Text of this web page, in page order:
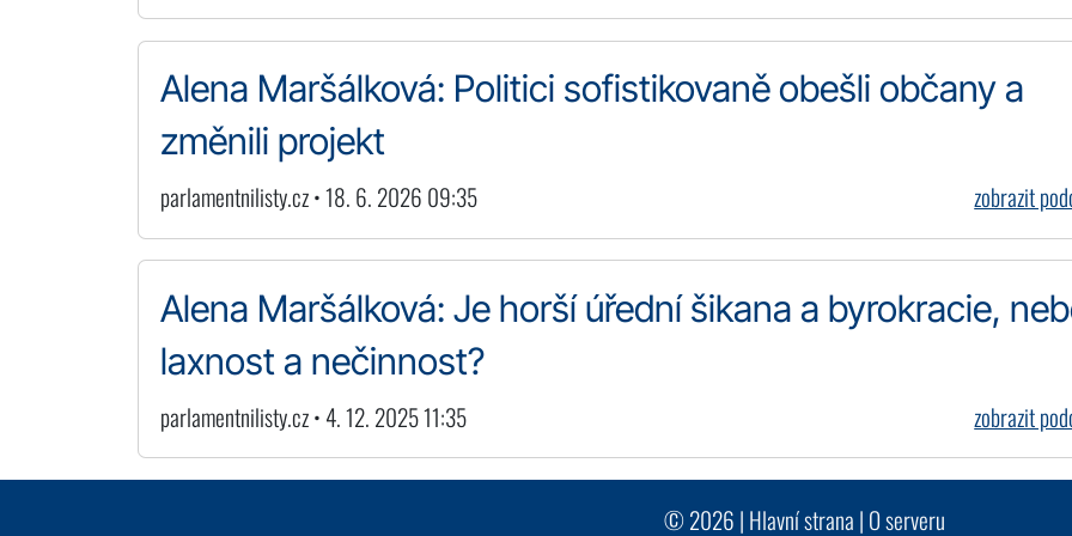
Alena Maršálková: Politici sofistikovaně obešli občany a
změnili projekt
parlamentnilisty.cz • 18. 6. 2026 09:35 zobrazit
Alena Maršálková: Je horší úřední šikana a byrokracie,
laxnost a nečinnost?
parlamentnilisty.cz • 4. 12. 2025 11:35 zobrazit
© 2026 | Hlavní strana | O serveru